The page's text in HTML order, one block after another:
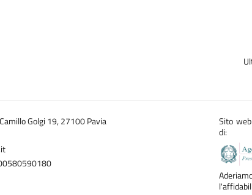
Counter-acting the pandemic potential of flaviviruses:
le strategie di difesa per sviluppare nuove terapie
che ha guidato la collaborazione internazionale, e
Ferrari, Francesca Rovida, Irene Cassaniti, Daniele
, biologa della SC Oncoematologia pediatrica; Patrizia
Golgi 19, 27100 Pavia
Sito
di: